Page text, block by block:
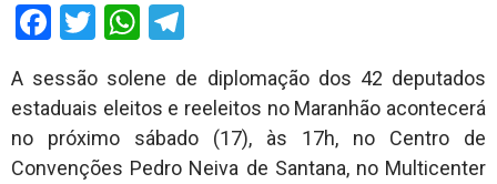
Facebook
TwitterWhatsApp
A sessão solene de diplomação dos 42 deputados
estaduais eleitos e reeleitos no Maranhão acontecerá
no próximo sábado (17), às 17h, no Centro de
Convenções Pedro Neiva de Santana, no Multicenter